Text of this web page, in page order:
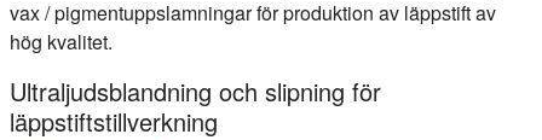
vax / pigmentuppslamningar för produktion av läppstift av
hög kvalitet.
Ultraljudsblandning och slipning för
läppstiftstillverkning